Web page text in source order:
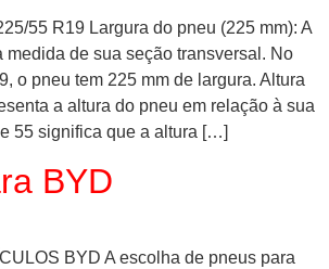
55 R19 Largura do pneu (225 mm): A
medida de sua seção transversal. No
o pneu tem 225 mm de largura. Altura
a altura do pneu em relação à sua
55 significa que a altura […]
BYD
BYD A escolha de pneus para